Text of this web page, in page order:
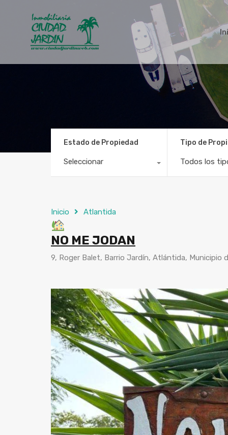
Estado de Propiedad
Seleccionar
Tipo de
Todos los
Inicio Atlantida
NO ME JODAN
9, Roger Balet, Barrio Jardín, Atlántida, Municipio